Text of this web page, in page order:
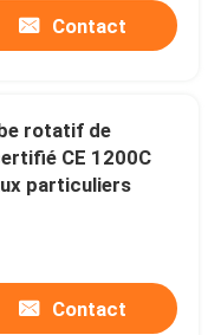
Contact
rotatif de
CE 1200C
particuliers
Contact